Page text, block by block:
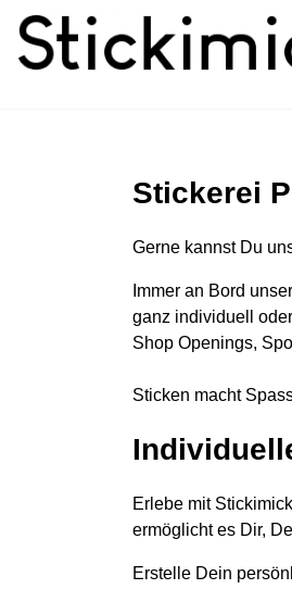
Stickerei
Gerne kannst Du
Immer an Bord
ganz individuell
Shop Openings,
Sticken macht
Erlebe mit
ermöglicht es Dir,
Erstelle Dein